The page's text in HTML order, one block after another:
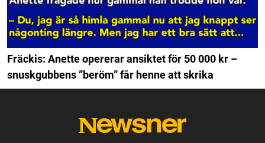
Fräckis: Anette opererar ansiktet för 50 000 kr –
snuskgubbens ”beröm” får henne att skrika